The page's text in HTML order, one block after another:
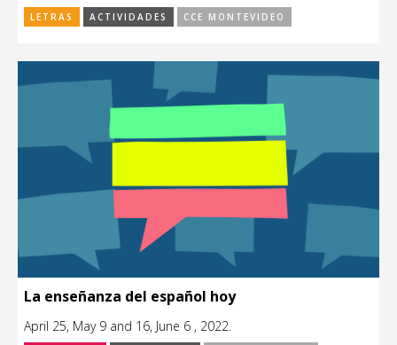
LETRAS ACTIVIDADES CCE MONTEVIDEO
La enseñanza del español hoy
April 25, May 9 and 16, June 6 , 2022.